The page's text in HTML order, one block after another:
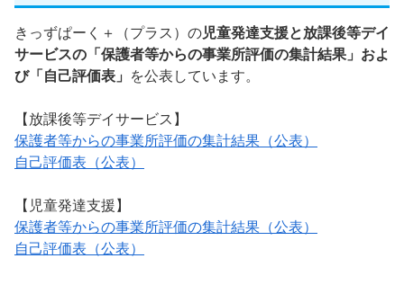
きっずぱーく＋（プラス）の児童発達支援と放課後等デイ
サービスの「保護者等からの事業所評価の集計結果」およ
び「自己評価表」
を公表しています。
【放課後等デイサービス】
保護者等からの事業所評価の集計結果（公表）
自己評価表（公表）
【児童発達支援】
保護者等からの事業所評価の集計結果（公表）
自己評価表（公表）